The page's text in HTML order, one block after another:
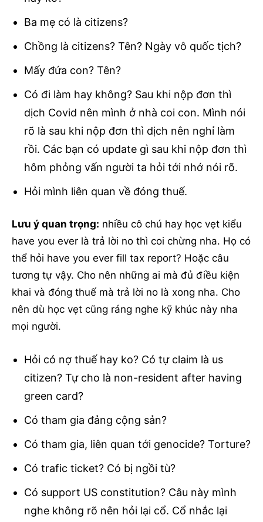
Ba mẹ có là citizens?
Chồng là citizens? Tên? Ngày vô quốc tịch?
Mấy đứa con? Tên?
Có đi làm hay không? Sau khi nộp đơn thì
dịch Covid nên mình ở nhà coi con. Mình nói
rõ là sau khi nộp đơn thì dịch nên nghỉ làm
rồi. Các bạn có update gì sau khi nộp đơn thì
hôm phỏng vấn người ta hỏi tới nhớ nói rõ.
Hỏi mình liên quan về đóng thuế.
Lưu ý quan trọng: nhiều cô chú hay học vẹt kiểu
have you ever là trả lời no thì coi chừng nha. Họ có
thể hỏi have you ever fill tax report? Hoặc câu
tương tự vậy. Cho nên những ai mà đủ điều kiện
khai và đóng thuế mà trả lời no là xong nha. Cho
nên dù học vẹt cũng ráng nghe kỹ khúc này nha
mọi người.
Hỏi có nợ thuế hay ko? Có tự claim là us
citizen? Tự cho là non-resident after having
green card?
Có tham gia đảng cộng sản?
Có tham gia, liên quan tới genocide? Torture?
Có trafic ticket? Có bị ngồi tù?
Có support US constitution? Câu này mình
nghe không rõ nên hỏi lại cổ. Cổ nhắc lại